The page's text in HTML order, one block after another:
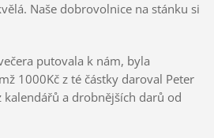
Naše dobrovolnice na stánku si
putovala k nám, byla
1000Kč z té částky daroval Peter
kalendářů a drobnějších darů od